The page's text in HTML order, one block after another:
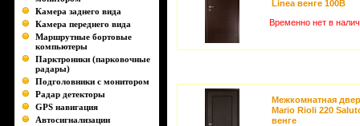
Камера заднего вида
Камера переднего вида
Маршрутные бортовые
компьютеры
Парктроники (парковочные
радары)
Подголовники с монитором
Радар детекторы
GPS навигация
Автосигнализации
Linea венге 100B
Временно нет в
Межкомнатная
Mario Rioli 220
венге